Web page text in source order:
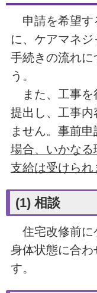
申請を希望す
に、ケアマネ
手続きの流れに
う。
また、工事を
提出し、工事内
ません。 事前申
場合、いかな
支給は受けられ
(1) 相談
住宅改修前に
身体状態に合わ
す。